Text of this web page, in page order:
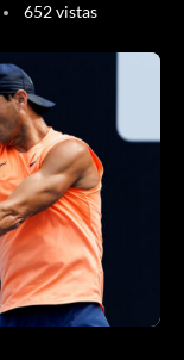
652vistas